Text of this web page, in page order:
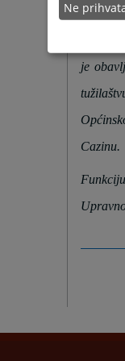
je
Cazinu.
Ne